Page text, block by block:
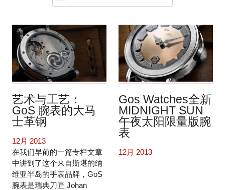
艺术与工艺：
GoS 腕表的大马
士革钢
12月 2013
在我们早前的一篇专栏文章
中讲到了这个来自斯堪的纳
维亚半岛的手表品牌，GoS
腕表是瑞典刀匠 Johan
Gos Watches全新
MIDNIGHT SUN
午夜太阳限量版腕
表
12月 2013